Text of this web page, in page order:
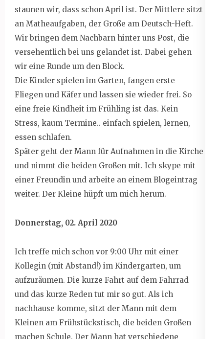
staunen wir, dass schon April ist. Der Mittlere sitzt
an Matheaufgaben, der Große am Deutsch-Heft.
Wir bringen dem Nachbarn hinter uns Post, die
versehentlich bei uns gelandet ist. Dabei gehen
wir eine Runde um den Block.
Die Kinder spielen im Garten, fangen erste
Fliegen und Käfer und lassen sie wieder frei. So
eine freie Kindheit im Frühling ist das. Kein
Stress, kaum Termine.. einfach spielen, lernen,
essen schlafen.
Später geht der Mann für Aufnahmen in die Kirche
und nimmt die beiden Großen mit. Ich skype mit
einer Freundin und arbeite an einem Blogeintrag
weiter. Der Kleine hüpft um mich herum.
Donnerstag, 02. April 2020
Ich treffe mich schon vor 9:00 Uhr mit einer
Kollegin (mit Abstand!) im Kindergarten, um
aufzuräumen. Die kurze Fahrt auf dem Fahrrad
und das kurze Reden tut mir so gut. Als ich
nachhause komme, sitzt der Mann mit dem
Kleinen am Frühstückstisch, die beiden Großen
machen Schule. Der Mann hat verschiedene